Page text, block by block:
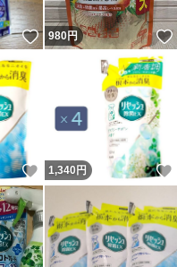
いいね！
980円
いいね！
1,340 円